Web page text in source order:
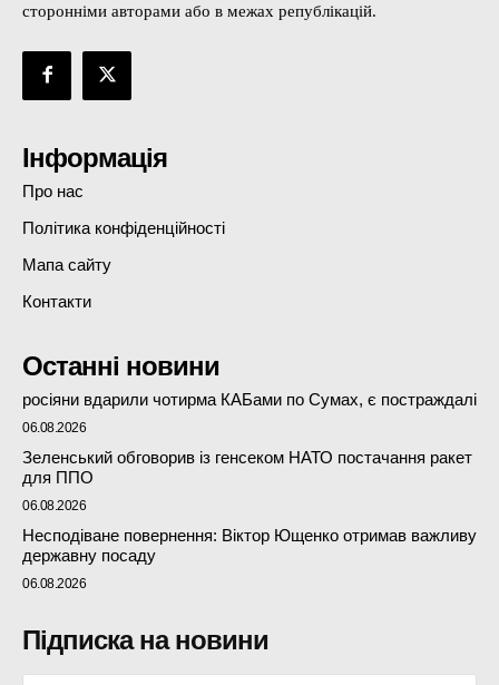
сторонніми авторами або в межах републікацій.
Інформація
Про нас
Політика конфіденційності
Мапа сайту
Контакти
Останні новини
росіяни вдарили чотирма КАБами по Сумах, є постраждалі
06.08.2026
Зеленський обговорив із генсеком НАТО постачання ракет
для ППО
06.08.2026
Несподіване повернення: Віктор Ющенко отримав важливу
державну посаду
06.08.2026
Підписка на новини